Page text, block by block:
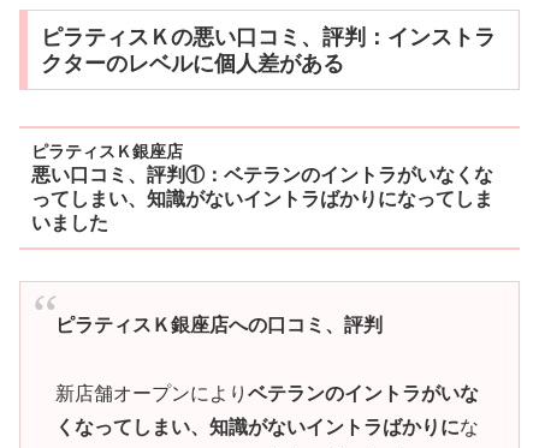
ピラティスＫの悪い口コミ、評判：インストラ
クターのレベルに個人差がある
ピラティスＫ銀座店
悪い口コミ、評判①：ベテランのイントラがいなくな
ってしまい、知識がないイントラばかりになってしま
いました
ピラティスＫ銀座店への口コミ、評判
新店舗オープンにより ベテランのイントラがいな
くなってしまい、知識がないイントラばかりにな